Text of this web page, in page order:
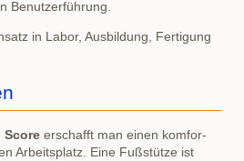
Benutzerführung.
in Labor, Ausbildung, Fertigung
Score erschafft man einen komfor-
Arbeitsplatz. Eine Fußstütze ist